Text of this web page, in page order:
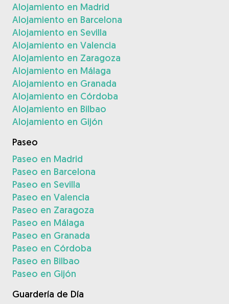
Alojamiento en Madrid
Alojamiento en Barcelona
Alojamiento en Sevilla
Alojamiento en Valencia
Alojamiento en Zaragoza
Alojamiento en Málaga
Alojamiento en Granada
Alojamiento en Córdoba
Alojamiento en Bilbao
Alojamiento en Gijón
Paseo
Paseo en Madrid
Paseo en Barcelona
Paseo en Sevilla
Paseo en Valencia
Paseo en Zaragoza
Paseo en Málaga
Paseo en Granada
Paseo en Córdoba
Paseo en Bilbao
Paseo en Gijón
Guardería de Día